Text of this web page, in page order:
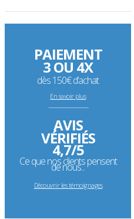
PAIEMENT
3 OU 4X
dès 150€ d’achat
En savoir plus
--------------------------------------------------------------------
AVIS
VÉRIFIÉS
4,7/5
Ce que nos clients pensent
de nous...
Découvrir les témoignages